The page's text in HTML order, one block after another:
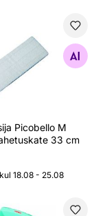
Picobello M
Otsi sarnaseid
Picobello M
33 cm
18.08 - 25.08